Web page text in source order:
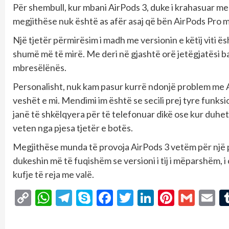
Për shembull, kur mbani AirPods 3, duke i krahasuar
megjithëse nuk është as afër asaj që bën AirPods Pro
Një tjetër përmirësim i madh me versionin e këtij viti
shumë më të mirë. Me deri në gjashtë orë jetëgjatësi
mbresëlënës.
Personalisht, nuk kam pasur kurrë ndonjë problem
veshët e mi. Mendimi im është se secili prej tyre
janë të shkëlqyera për të telefonuar dikë ose kur
veten nga pjesa tjetër e botës.
Megjithëse munda të provoja AirPods 3 vetëm për
dukeshin më të fuqishëm se versioni i tij i
kufje të reja me valë.
CopyWhatsApp
Telegram
SkypeFacebook
Twitter
LinkedIn